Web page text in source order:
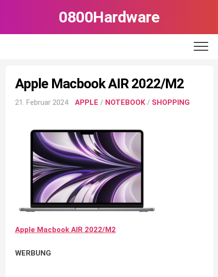
0800Hardware
Apple Macbook AIR 2022/M2
21. Februar 2024 APPLE / NOTEBOOK/ SHOPPING
Apple Macbook AIR 2022/M2
WERBUNG